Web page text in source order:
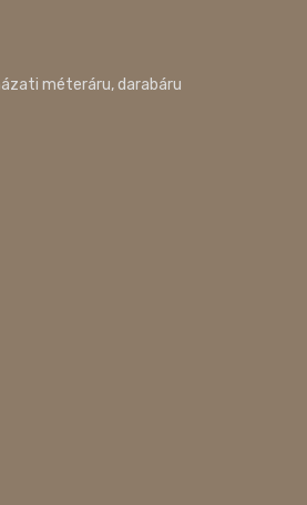
méteráru, darabáru